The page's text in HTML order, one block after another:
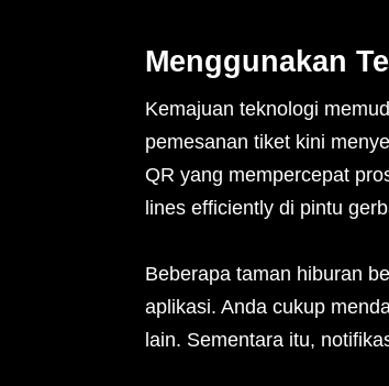
Menggunakan
Kemajuan teknologi
pemesanan tiket kini
QR yang mempercepat
lines efficiently di pintu
Beberapa taman hiburan
aplikasi. Anda cukup
lain. Sementara itu,